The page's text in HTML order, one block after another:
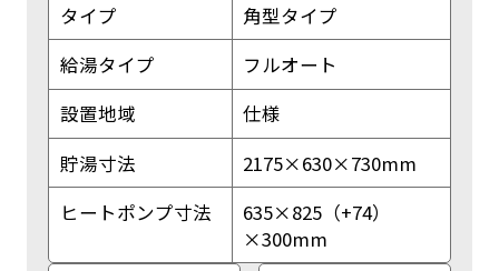
タイプ
角型タイプ
給湯タイプ
フルオート
設置地域
仕様
貯湯寸法
2175×630×730mm
ヒートポンプ寸法
635×825（+74）
×300mm